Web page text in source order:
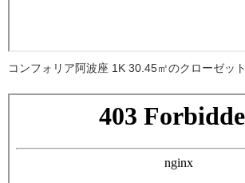
コンフォリア阿波座 1K 30.45㎡のクローゼット